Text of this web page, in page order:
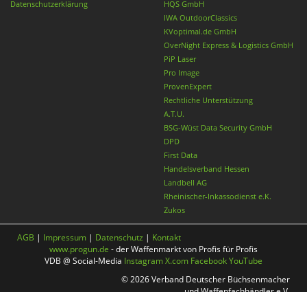
Datenschutzerklärung
HQS GmbH
IWA OutdoorClassics
KVoptimal.de GmbH
OverNight Express & Logistics GmbH
PiP Laser
Pro Image
ProvenExpert
Rechtliche Unterstützung
A.T.U.
BSG-Wüst Data Security GmbH
DPD
First Data
Handelsverband Hessen
Landbell AG
Rheinischer-Inkassodienst e.K.
Zukos
AGB | Impressum | Datenschutz | Kontakt
www.progun.de - der Waffenmarkt von Profis für Profis
VDB @ Social-Media InstagramX.com FacebookYouTube
© 2026 Verband Deutscher Büchsenmacher